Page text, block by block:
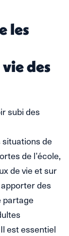
les
des
subi des
de
de l’école,
de vie et sur
des
partage
est essentiel